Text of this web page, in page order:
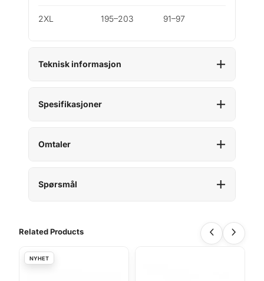
2XL 195–203 91–97
Teknisk informasjon
Spesifikasjoner
Omtaler
Spørsmål
Related Products